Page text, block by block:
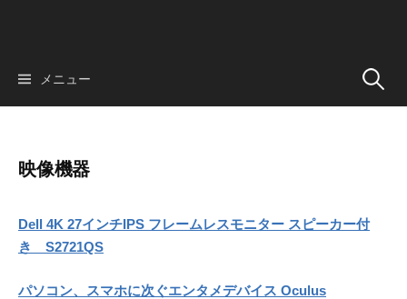
メニュー 検
映像機器
Dell 4K 27インチIPS フレームレスモニター スピーカー付
き S2721QS
パソコン、スマホに次ぐエンタメデバイス Oculus